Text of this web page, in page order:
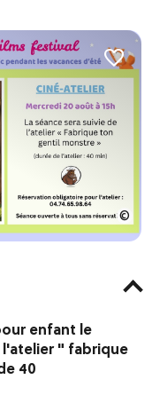
enfant le
l'atelier " fabrique
40